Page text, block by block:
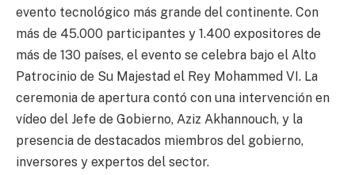
evento tecnológico más grande del continente. Con
más de 45.000 participantes y 1.400 expositores de
más de 130 países, el evento se celebra bajo el Alto
Patrocinio de Su Majestad el Rey Mohammed VI. La
ceremonia de apertura contó con una intervención en
vídeo del Jefe de Gobierno, Aziz Akhannouch, y la
presencia de destacados miembros del gobierno,
inversores y expertos del sector.